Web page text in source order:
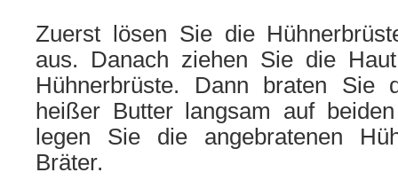
Zuerst lösen Sie die
aus. Danach ziehen Sie die
Hühnerbrüste. Dann braten Sie
heißer Butter langsam auf
legen Sie die angebratenen
Bräter.